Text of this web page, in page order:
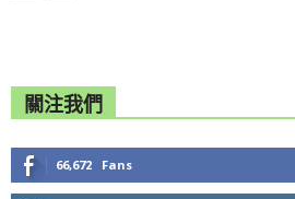
關注我們
66,672 Fans